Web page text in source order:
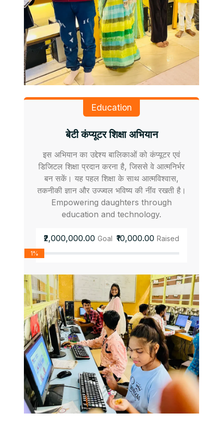
Education
बेटी कंप्यूटर शिक्षा अभियान
इस अभियान का उद्देश्य बालिकाओं को कंप्यूटर एवं
डिजिटल शिक्षा प्रदान करना है, जिससे वे आत्मनिर्भर
बन सकें। यह पहल शिक्षा के साथ आत्मविश्वास,
तकनीकी ज्ञान और उज्ज्वल भविष्य की नींव रखती है।
Empowering daughters through
education and technology.
₹2,000,000.00 Goal ₹10,000.00 Raised
1%